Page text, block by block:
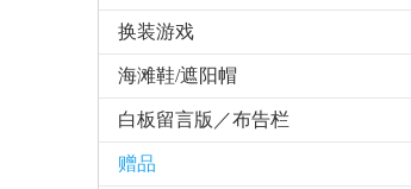
换装游戏
海滩鞋/遮阳帽
白板留言版／布告栏
赠品